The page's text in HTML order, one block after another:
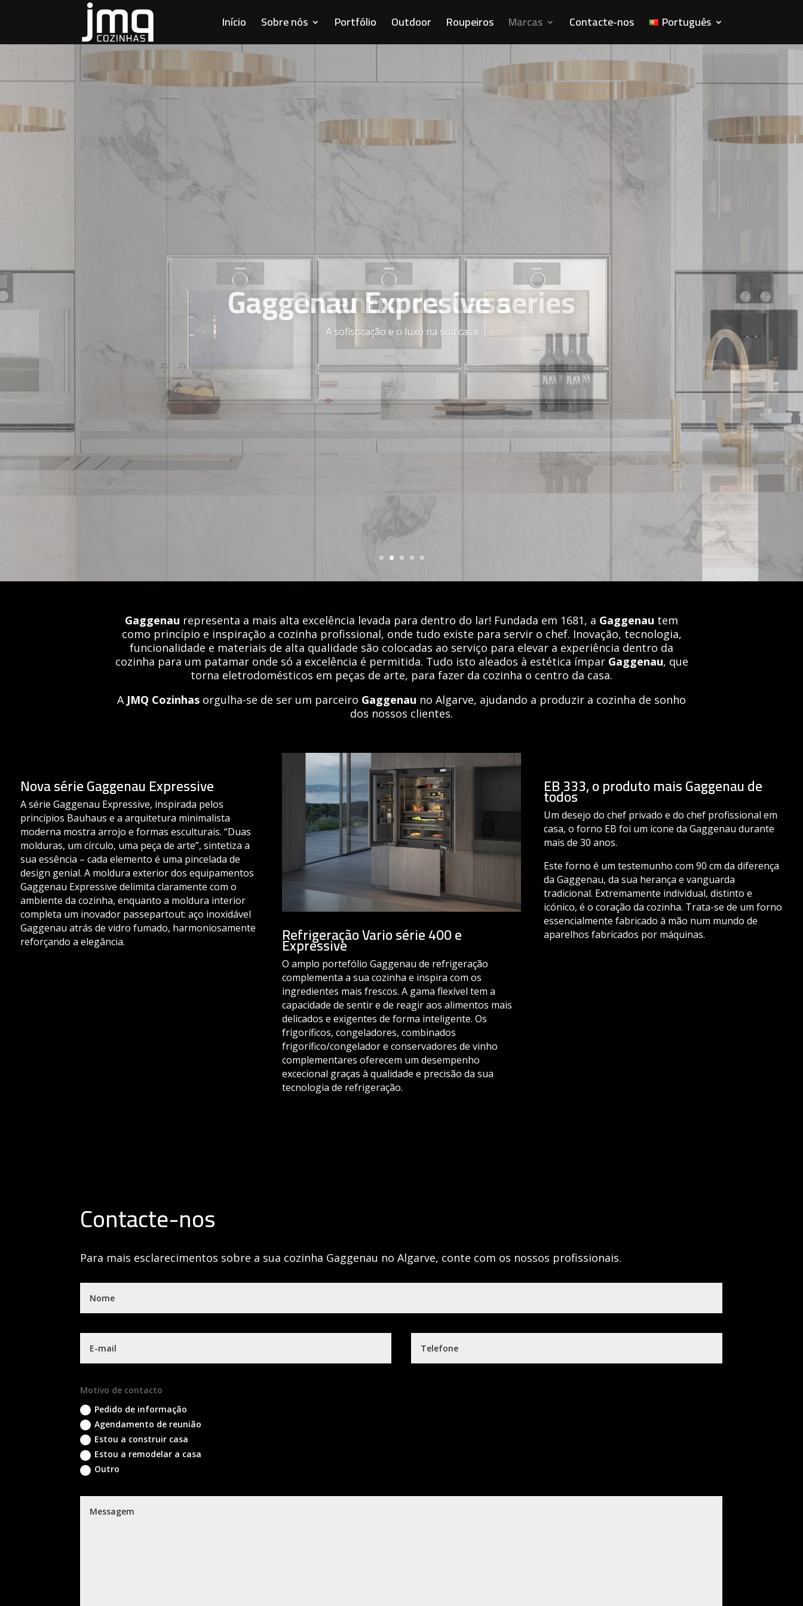
Início Sobre nós Portfólio Outdoor Roupeiros Marcas Contacte-nos Português
O Centro da Casa
Um estilo de vida sofisticado e uma forma de estar
Gaggenau representa a mais alta excelência levada para dentro do lar! Fundada em 1681, a Gaggenau tem
como princípio e inspiração a cozinha profissional, onde tudo existe para servir o chef. Inovação, tecnologia,
funcionalidade e materiais de alta qualidade são colocadas ao serviço para elevar a experiência dentro da
cozinha para um patamar onde só a excelência é permitida. Tudo isto aleados à estética ímpar Gaggenau, que
torna eletrodomésticos em peças de arte, para fazer da cozinha o centro da casa.
A JMQ Cozinhas orgulha-se de ser um parceiro Gaggenau no Algarve, ajudando a produzir a cozinha de sonho
dos nossos clientes.
Nova série Gaggenau Expressive
A série Gaggenau Expressive, inspirada pelos
princípios Bauhaus e a arquitetura minimalista
moderna mostra arrojo e formas esculturais. “Duas
molduras, um círculo, uma peça de arte”, sintetiza a
sua essência – cada elemento é uma pincelada de
design genial. A moldura exterior dos equipamentos
Gaggenau Expressive delimita claramente com o
ambiente da cozinha, enquanto a moldura interior
completa um inovador passepartout: aço inoxidável
Gaggenau atrás de vidro fumado, harmoniosamente
reforçando a elegância.
Refrigeração Vario série 400 e
Expressive
O amplo portefólio Gaggenau de refrigeração
complementa a sua cozinha e inspira com os
ingredientes mais frescos. A gama flexível tem a
capacidade de sentir e de reagir aos alimentos mais
delicados e exigentes de forma inteligente. Os
frigoríficos, congeladores, combinados
frigorífico/congelador e conservadores de vinho
complementares oferecem um desempenho
excecional graças à qualidade e precisão da sua
tecnologia de refrigeração.
EB 333, o produto mais Gaggenau de
todos
Um desejo do chef privado e do chef profissional em
casa, o forno EB foi um ícone da Gaggenau durante
mais de 30 anos.
Este forno é um testemunho com 90 cm da diferença
da Gaggenau, da sua herança e vanguarda
tradicional. Extremamente individual, distinto e
icónico, é o coração da cozinha. Trata-se de um forno
essencialmente fabricado à mão num mundo de
aparelhos fabricados por máquinas.
Contacte-nos
Para mais esclarecimentos sobre a sua cozinha Gaggenau no Algarve, conte com os nossos profissionais.
Motivo de contacto
Pedido de informação
Agendamento de reunião
Estou a construir casa
Estou a remodelar a casa
Outro